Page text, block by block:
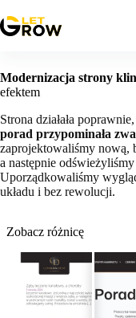
do
treści
Modernizacja strony
efektem
Strona działała
porad przypominała
zaprojektowaliśmy nową,
a następnie
Uporządkowaliśmy
układu i bez rewolucji.
Zobacz różnicę